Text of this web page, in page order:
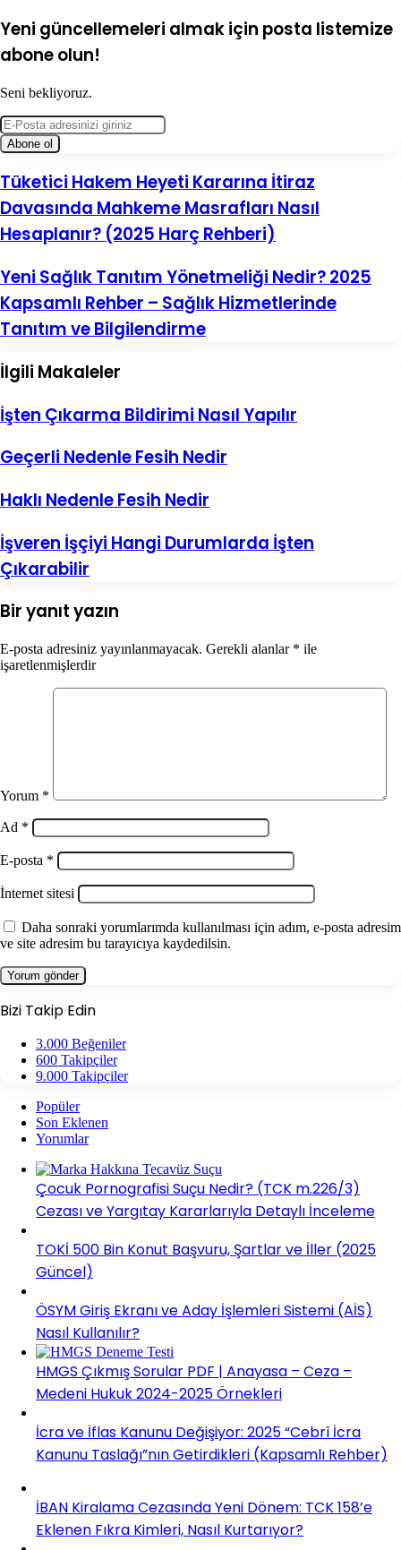
Yeni güncellemeleri almak için posta listemize
abone olun!
Seni bekliyoruz.
E-
Posta
adresinizi
Tüketici
Hakem
Heyeti
Kararına
İtiraz
Mahkeme
Masrafları
Nasıl
Hesaplanır?
(2025
Rehberi)
Tüketici Hakem Heyeti Kararına İtiraz
Davasında Mahkeme Masrafları Nasıl
Hesaplanır? (2025 Harç Rehberi)
Yeni
Sağlık
Tanıtım
Yönetmeliği
Nedir?
Kapsamlı
Rehber
Sağlık
Tanıtım
ve
Yeni Sağlık Tanıtım Yönetmeliği Nedir? 2025
Kapsamlı Rehber – Sağlık Hizmetlerinde
Tanıtım ve Bilgilendirme
İlgili Makaleler
İşten Çıkarma Bildirimi Nasıl Yapılır
Geçerli Nedenle Fesih Nedir
Haklı Nedenle Fesih Nedir
İşveren İşçiyi Hangi Durumlarda İşten
Çıkarabilir
Bir yanıt yazın
E-posta adresiniz yayınlanmayacak. Gerekli alanlar * ile
işaretlenmişlerdir
Yorum *
Ad *
E-posta *
İnternet sitesi
Daha sonraki yorumlarımda kullanılması için adım, e-posta adresim
ve site adresim bu tarayıcıya kaydedilsin.
Bizi Takip Edin
3.000 Beğeniler
600 Takipçiler
9.000 Takipçiler
Popüler
Son Eklenen
Yorumlar
Çocuk Pornografisi Suçu Nedir? (TCK m.226/3)
Cezası ve Yargıtay Kararlarıyla Detaylı İnceleme
TOKİ 500 Bin Konut Başvuru, Şartlar ve İller (2025
Güncel)
ÖSYM Giriş Ekranı ve Aday İşlemleri Sistemi (AİS)
Nasıl Kullanılır?
HMGS Çıkmış Sorular PDF | Anayasa – Ceza –
Medeni Hukuk 2024-2025 Örnekleri
İcra ve İflas Kanunu Değişiyor: 2025 “Cebrî İcra
Kanunu Taslağı”nın Getirdikleri (Kapsamlı Rehber)
İBAN Kiralama Cezasında Yeni Dönem: TCK 158’e
Eklenen Fıkra Kimleri, Nasıl Kurtarıyor?